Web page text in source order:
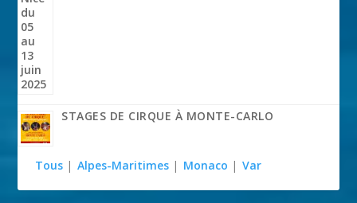
STAGES DE CIRQUE À MONTE-CARLO
Tous | Alpes-Maritimes | Monaco | Var